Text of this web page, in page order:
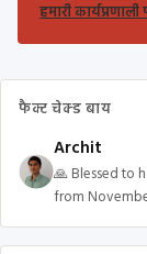
हमारी
फैक्ट चेक्ड बाय
Archit
🙏 Blessed to
from